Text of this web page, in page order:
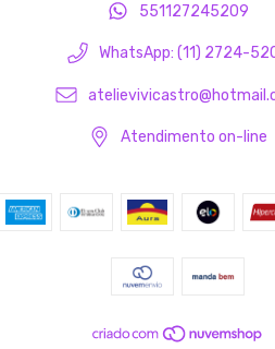
551127245209
WhatsApp: (11) 2724-
Atendimento on-line